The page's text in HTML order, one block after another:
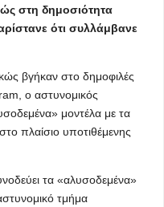
στη δημοσιότητα
ότι συλλάμβανε
βγήκαν στο δημοφιλές
o αστυνομικός
μοντέλα με τα
πλαίσιο υποτιθέμενης
τα «αλυσοδεμένα»
τμήμα